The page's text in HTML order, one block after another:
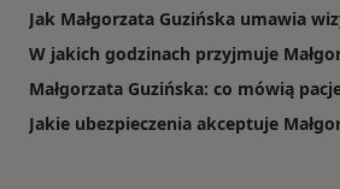
Jak Małgorzata Guzińska umawia
W jakich godzinach przyjmuje
Małgorzata Guzińska: co mówią
Jakie ubezpieczenia akceptuje